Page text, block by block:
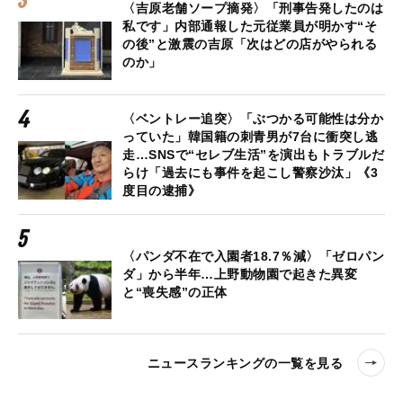
〈吉原老舗ソープ摘発〉「刑事告発したのは
私です」内部通報した元従業員が明かす“そ
の後”と激震の吉原「次はどの店がやられる
のか」
〈ベントレー追突〉「ぶつかる可能性は分か
っていた」韓国籍の刺青男が7台に衝突し逃
走…SNSで“セレブ生活”を演出もトラブルだ
らけ「過去にも事件を起こし警察沙汰」《3
度目の逮捕》
〈パンダ不在で入園者18.7％減〉「ゼロパン
ダ」から半年…上野動物園で起きた異変
と“喪失感”の正体
ニュースランキングの一覧を見る